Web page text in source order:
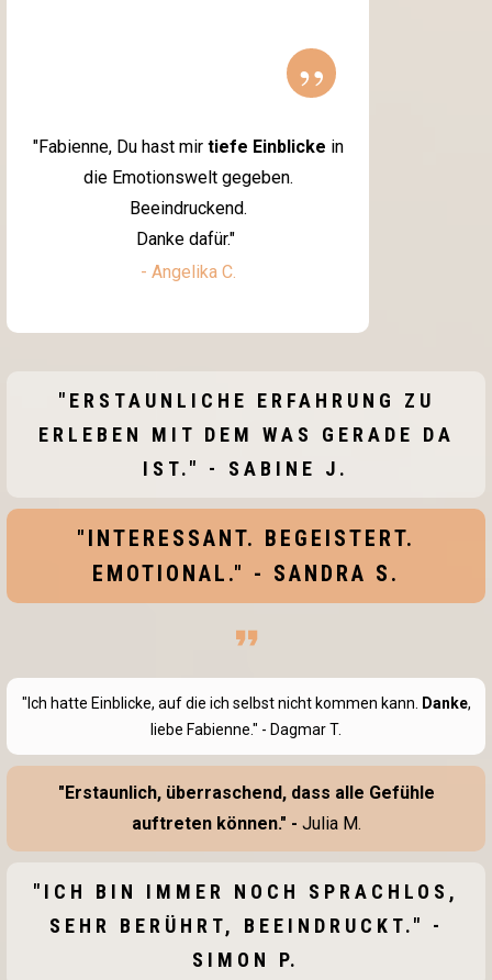
"Fabienne, Du hast mir tiefe Einblicke in
die Emotionswelt gegeben.
Beeindruckend.
Danke dafür."
- Angelika C.
”
"ERSTAUNLICHE ERFAHRUNG ZU
ERLEBEN MIT DEM WAS GERADE DA
IST." - SABINE J.
"INTERESSANT. BEGEISTERT.
EMOTIONAL." - SANDRA S.
"Ich hatte Einblicke, auf die ich selbst nicht kommen kann. Danke,
liebe Fabienne." - Dagmar T.
"Erstaunlich, überraschend, dass alle Gefühle
auftreten können." - Julia M.
"ICH BIN IMMER NOCH SPRACHLOS,
SEHR BERÜHRT, BEEINDRUCKT." -
SIMON P.